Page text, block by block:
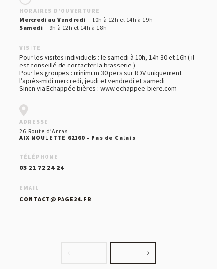
HORAIRES D’OUVERTURE
Mercredi au Vendredi
10h à 12h et 14h à 19h
Samedi
9h à 12h et 14h à 18h
VISITE
Pour les visites individuels : le samedi à 10h, 14h 30 et 16h ( il
est conseillé de contacter la brasserie )
Pour les groupes : minimum 30 pers sur RDV uniquement
l’après-midi mercredi, jeudi et vendredi et samedi
Sinon via Echappée bières : www.echappee-biere.com
ADRESSE
26 Route d’Arras
AIX NOULETTE 62160 - Pas de Calais
TÉLÉPHONE
03 21 72 24 24
EMAIL
CONTACT@PAGE24.FR